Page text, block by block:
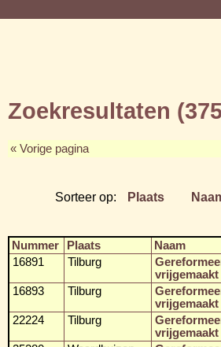
Zoekresultaten
« Vorige pagina
Sorteer op: Plaats
Nummer Plaats Naam
16891
Tilburg
vrijgemaakt
16893
Tilburg
vrijgemaakt
22224
Tilburg
vrijgemaakt